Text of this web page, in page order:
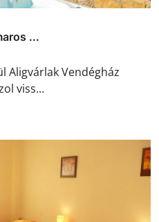
...
Aligvárlak Vendégház
viss...